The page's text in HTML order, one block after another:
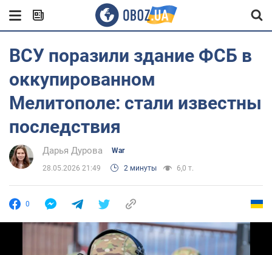
ВСУ поразили здание ФСБ в
оккупированном
Мелитополе: стали известны
последствия
Дарья Дурова War
28.05.2026 21:49 2 минуты 6,0 т.
0